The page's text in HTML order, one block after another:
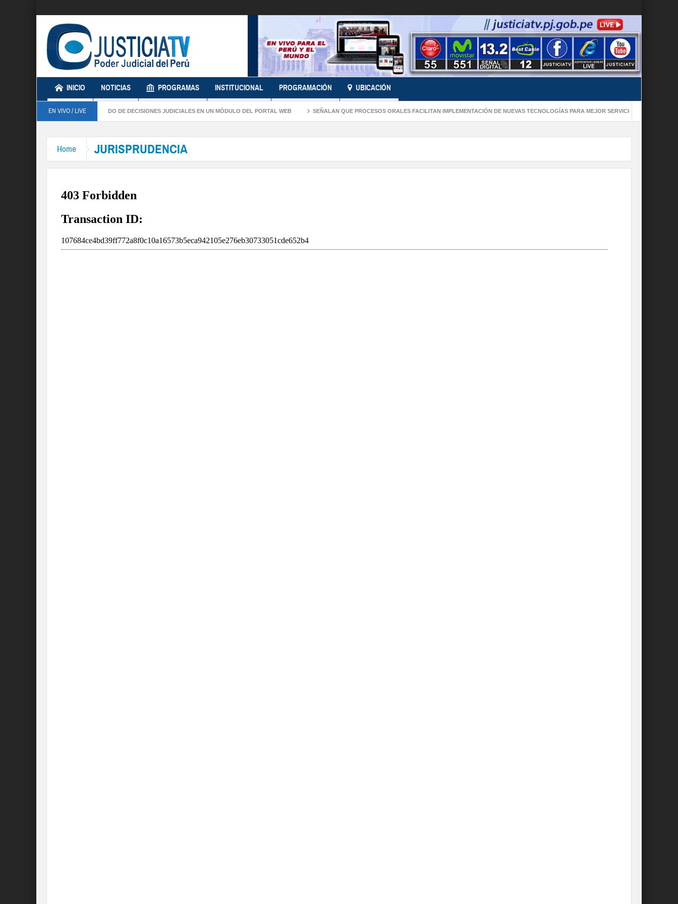
INICIO NOTICIAS PROGRAMAS INSTITUCIONAL PROGRAMACIÓN UBICACIÓN
EN VIVO / LIVE
REGISTRO SOBRE SENTIDO DE DECISIONES JUDICIALES EN UN MÓDULO DEL PORTAL WEB SEÑALAN QUE PROCESOS ORALES FACILITAN IMPLEMENTACIÓN DE NUEVAS TECNOLOGÍAS PARA MEJOR SERVICIO DE JUSTICIA
Home JURISPRUDENCIA